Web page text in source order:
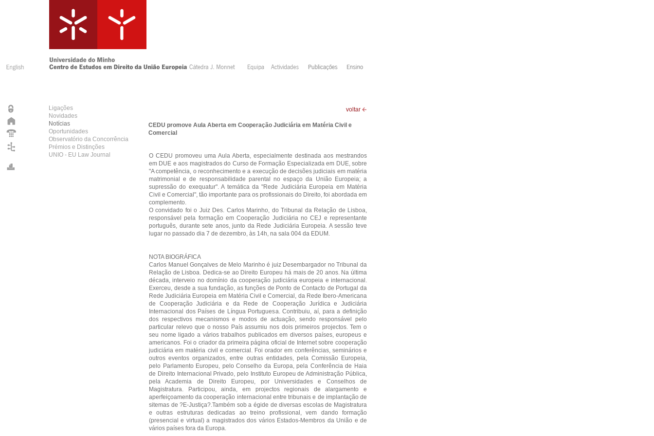
Ligações
Novidades
Notícias
Oportunidades
Observatório da Concorrência
Prémios e Distinções
UNIO - EU Law Journal
voltar
CEDU promove Aula Aberta em Cooperação Judiciária em Matéria Civil e
Comercial
O CEDU promoveu uma Aula Aberta, especialmente destinada aos mestrandos
em DUE e aos magistrados do Curso de Formação Especializada em DUE, sobre
"A competência, o reconhecimento e a execução de decisões judiciais em matéria
matrimonial e de responsabilidade parental no espaço da União Europeia; a
supressão do exequatur". A temática da "Rede Judiciária Europeia em Matéria
Civil e Comercial", tão importante para os profissionais do Direito, foi abordada em
complemento.
O convidado foi o Juiz Des. Carlos Marinho, do Tribunal da Relação de Lisboa,
responsável pela formação em Cooperação Judiciária no CEJ e representante
português, durante sete anos, junto da Rede Judiciária Europeia. A sessão teve
lugar no passado dia 7 de dezembro, às 14h, na sala 004 da EDUM.
NOTA BIOGRÁFICA
Carlos Manuel Gonçalves de Melo Marinho é juiz Desembargador no Tribunal da
Relação de Lisboa. Dedica-se ao Direito Europeu há mais de 20 anos. Na última
década, interveio no domínio da cooperação judiciária europeia e internacional.
Exerceu, desde a sua fundação, as funções de Ponto de Contacto de Portugal da
Rede Judiciária Europeia em Matéria Civil e Comercial, da Rede Ibero-Americana
de Cooperação Judiciária e da Rede de Cooperação Jurídica e Judiciária
Internacional dos Países de Língua Portuguesa. Contribuiu, aí, para a definição
dos respectivos mecanismos e modos de actuação, sendo responsável pelo
particular relevo que o nosso País assumiu nos dois primeiros projectos. Tem o
seu nome ligado a vários trabalhos publicados em diversos países, europeus e
americanos. Foi o criador da primeira página oficial de Internet sobre cooperação
judiciária em matéria civil e comercial. Foi orador em conferências, seminários e
outros eventos organizados, entre outras entidades, pela Comissão Europeia,
pelo Parlamento Europeu, pelo Conselho da Europa, pela Conferência de Haia
de Direito Internacional Privado, pelo Instituto Europeu de Administração Pública,
pela Academia de Direito Europeu, por Universidades e Conselhos de
Magistratura. Participou, ainda, em projectos regionais de alargamento e
aperfeiçoamento da cooperação internacional entre tribunais e de implantação de
sitemas de ?E-Justiça?.Também sob a égide de diversas escolas de Magistratura
e outras estruturas dedicadas ao treino profissional, vem dando formação
(presencial e virtual) a magistrados dos vários Estados-Membros da União e de
vários países fora da Europa.